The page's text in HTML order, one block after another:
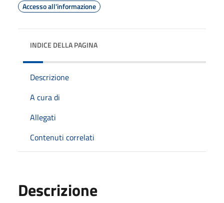
Accesso all'informazione
INDICE DELLA PAGINA
Descrizione
A cura di
Allegati
Contenuti correlati
Descrizione